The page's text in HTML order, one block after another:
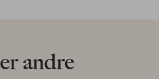
andre